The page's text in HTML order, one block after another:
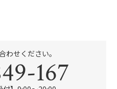
わせください。
167